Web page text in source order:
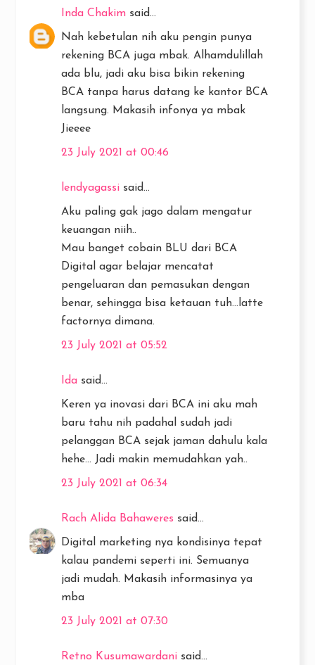
Inda Chakim said...
Nah kebetulan nih aku pengin punya
rekening BCA juga mbak. Alhamdulillah
ada blu, jadi aku bisa bikin rekening
BCA tanpa harus datang ke kantor BCA
langsung. Makasih infonya ya mbak
Jieeee
23 July 2021 at 00:46
lendyagassi said...
Aku paling gak jago dalam mengatur
keuangan niih..
Mau banget cobain BLU dari BCA
Digital agar belajar mencatat
pengeluaran dan pemasukan dengan
benar, sehingga bisa ketauan tuh...latte
factornya dimana.
23 July 2021 at 05:52
Ida said...
Keren ya inovasi dari BCA ini aku mah
baru tahu nih padahal sudah jadi
pelanggan BCA sejak jaman dahulu kala
hehe... Jadi makin memudahkan yah..
23 July 2021 at 06:34
Rach Alida Bahaweres said...
Digital marketing nya kondisinya tepat
kalau pandemi seperti ini. Semuanya
jadi mudah. Makasih informasinya ya
mba
23 July 2021 at 07:30
Retno Kusumawardani said...